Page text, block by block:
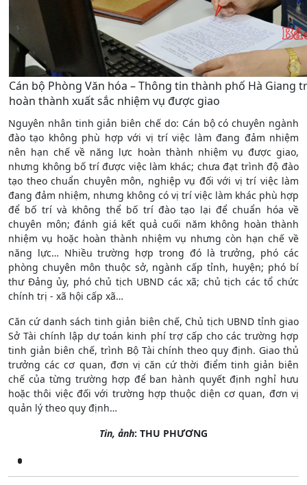
Cán bộ Phòng Văn hóa – Thông tin thành phố Hà Giang
hoàn thành xuất sắc nhiệm vụ được giao
Nguyên nhân tinh giản biên chế do: Cán bộ có chuyên ngành
đào tạo không phù hợp với vị trí việc làm đang đảm nhiệm
nên hạn chế về năng lực hoàn thành nhiệm vụ được giao,
nhưng không bố trí được việc làm khác; chưa đạt trình độ đào
tạo theo chuẩn chuyên môn, nghiệp vụ đối với vị trí việc làm
đang đảm nhiệm, nhưng không có vị trí việc làm khác phù hợp
để bố trí và không thể bố trí đào tạo lại để chuẩn hóa về
chuyên môn; đánh giá kết quả cuối năm không hoàn thành
nhiệm vụ hoặc hoàn thành nhiệm vụ nhưng còn hạn chế về
năng lực… Nhiều trường hợp trong đó là trưởng, phó các
phòng chuyên môn thuộc sở, ngành cấp tỉnh, huyện; phó bí
thư Đảng ủy, phó chủ tịch UBND các xã; chủ tịch các tổ chức
chính trị - xã hội cấp xã…
Căn cứ danh sách tinh giản biên chế, Chủ tịch UBND tỉnh giao
Sở Tài chính lập dự toán kinh phí trợ cấp cho các trường hợp
tinh giản biên chế, trình Bộ Tài chính theo quy định. Giao thủ
trưởng các cơ quan, đơn vị căn cứ thời điểm tinh giản biên
chế của từng trường hợp để ban hành quyết định nghỉ hưu
hoặc thôi việc đối với trường hợp thuộc diện cơ quan, đơn vị
quản lý theo quy định…
Tin, ảnh: THU PHƯƠNG